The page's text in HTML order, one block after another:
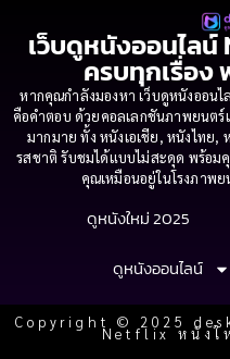
เว็บดูหนังออนไลน์
ครบทุกเรื่อง
หากคุณกำลังมองหา เว็บดูหนังออน
คือคำตอบ ด้วยคอลเลกชันภาพยนต
มากมาย ทั้ง หนังเอเชีย, หนังไทย,
รสชาติ รับชมได้แบบไม่สะดุด พร้อม
คุณเหมือนอยู่ในโรงภาพ
ดูหนังใหม่ 2025
ดูหนังออนไลน์
Copyright © 2025
Netflix หนังใ